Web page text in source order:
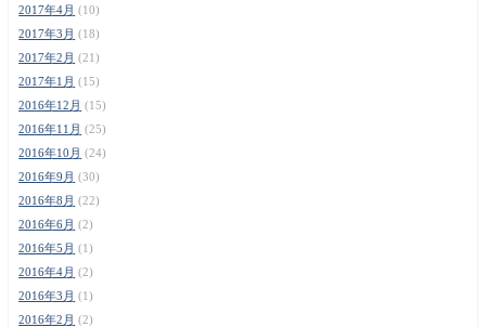
2017年4月 (10)
2017年3月 (18)
2017年2月 (21)
2017年1月 (15)
2016年12月 (15)
2016年11月 (25)
2016年10月 (24)
2016年9月 (30)
2016年8月 (22)
2016年6月 (2)
2016年5月 (1)
2016年4月 (2)
2016年3月 (1)
2016年2月 (2)